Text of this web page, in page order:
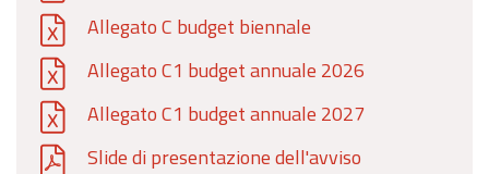
Allegato C budget biennale
Allegato C1 budget annuale 2026
Allegato C1 budget annuale 2027
Slide di presentazione dell'avviso